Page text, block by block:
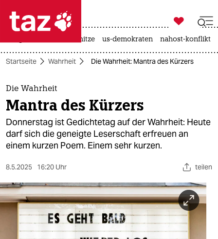
 taz zahl ich
taz zahl ich
themen
politik
öko
sport
berlin

taz zahl ich
hitze us-demokraten nahost-konflikt
Startseite Wahrheit Die Wahrheit: Mantra des Kürzers
Die Wahrheit
Mantra des Kürzers
Donnerstag ist Gedichtetag auf der Wahrheit: Heute
darf sich die geneigte Leserschaft erfreuen an
einem kurzen Poem. Einem sehr kurzen.
8.5.2025 16:20 Uhr teilen